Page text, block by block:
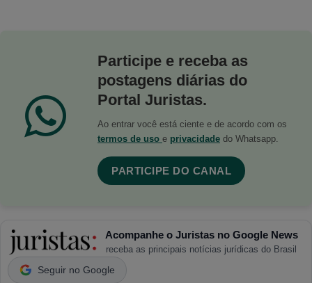
Participe e receba as
postagens diárias do
Portal Juristas.
Ao entrar você está ciente e de acordo com os
termos de uso e privacidade do Whatsapp.
PARTICIPE DO CANAL
Acompanhe o Juristas no Google News
receba as principais notícias jurídicas do Brasil
Seguir no Google